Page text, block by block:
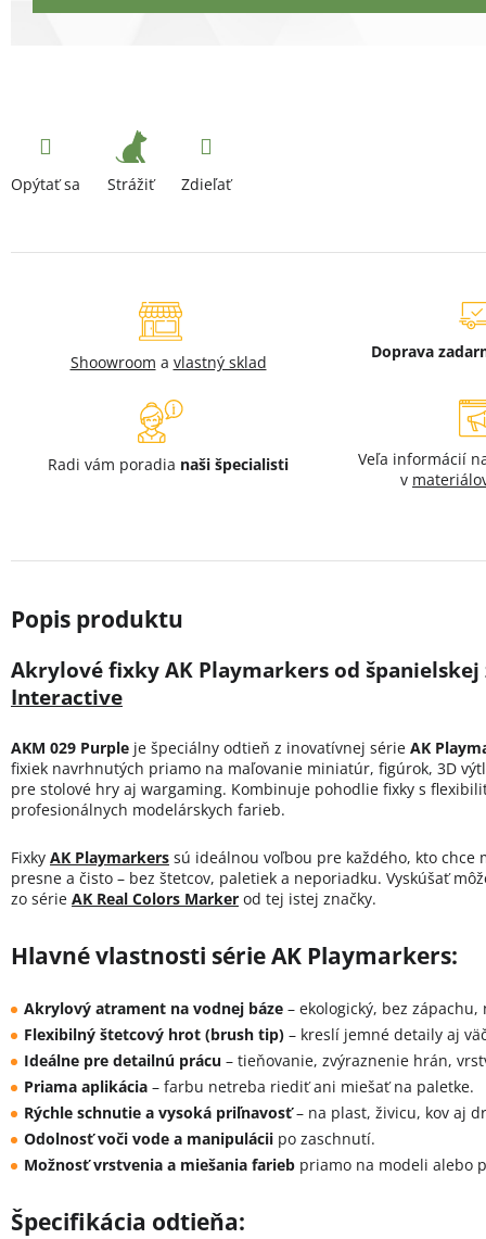
Opýtať sa Strážiť Zdieľať
Shoowroom a vlastný sklad
Doprava
Radi vám poradia naši špecialisti
Veľa informácií
v
Akrylové fixky AK Playmarkers od
Interactive
AKM 029 Purple je špeciálny odtieň z inovatívnej série AK
fixiek navrhnutých priamo na maľovanie miniatúr, figúrok, 3D
pre stolové hry aj wargaming. Kombinuje pohodlie fixky s
profesionálnych modelárskych farieb.
Fixky AK Playmarkers sú ideálnou voľbou pre každého, kto chce
presne a čisto – bez štetcov, paletiek a neporiadku. Vyskúšať
zo série AK Real Colors Marker od tej istej značky.
Hlavné vlastnosti série AK Playmarkers:
Akrylový atrament na vodnej báze – ekologický, bez zápachu,
Flexibilný štetcový hrot (brush tip) – kreslí jemné detaily aj
Ideálne pre detailnú prácu – tieňovanie, zvýraznenie hrán,
Priama aplikácia – farbu netreba riediť ani miešať na paletke.
Rýchle schnutie a vysoká priľnavosť– na plast, živicu, kov aj
Odolnosť voči vode a manipulácii po zaschnutí.
Možnosť vrstvenia a miešania farieb priamo na modeli alebo
Špecifikácia odtieňa: